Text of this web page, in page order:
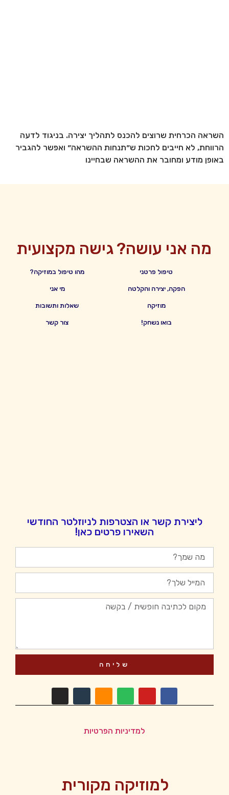
השראה הכרחית שרוצים להכנס לתהליך יצירה. בניגוד לדעה
הרווחת, לא חייבים לחכות ש״תנחות ההשראה״ ואפשר להגביר
באופן מודע ומחובר את ההשראה שבחיינו
מה אני עושה?
טיפול פרטני
הפקה, יצירה והקלטה
מוזיקה
בואו נשחק!
גישה מקצועית
מהו טיפול במוזיקה?
מי אני
שאלות ותשובות
צור קשר
ליצירת קשר או הצטרפות לניוזלטר החודשי
השאירו פרטים כאן!
שליחה
למדיניות הפרטיות
למוזיקה מקורית